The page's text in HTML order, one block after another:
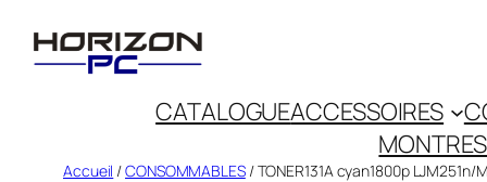
CATALOGUEACCESSOIRES
Accueil /CONSOMMABLES/ TONER131A cyan1800p